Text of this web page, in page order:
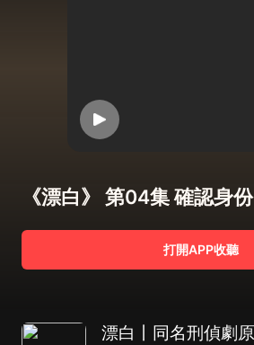
《漂白》 第04集 確認身份
打開APP收聽